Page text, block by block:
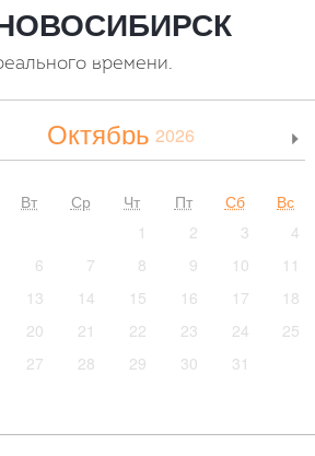
НОВОСИБИРСК
времени.
Октябрь 2026
Вт Ср Чт Пт Сб
Вс
1
2 3
4
6 7 8 9 10
11
13 14 15 16 17
18
20 21 22 23 24
25
27 28 29 30 31